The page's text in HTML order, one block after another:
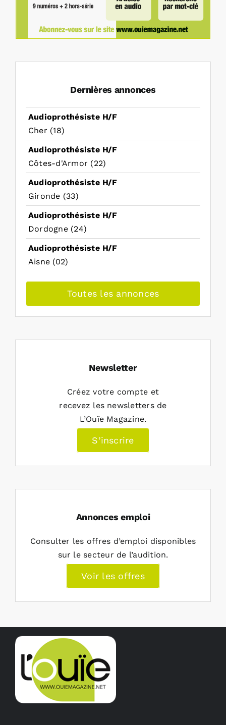
Dernières annonces
Audioprothésiste H/F
Cher (18)
Audioprothésiste H/F
Côtes-d'Armor (22)
Audioprothésiste H/F
Gironde (33)
Audioprothésiste H/F
Dordogne (24)
Audioprothésiste H/F
Aisne (02)
Toutes les annonces
Newsletter
Créez votre compte et
recevez les newsletters de
L’Ouïe Magazine.
S’inscrire
Annonces emploi
Consulter les offres d’emploi disponibles
sur le secteur de l’audition.
Voir les offres